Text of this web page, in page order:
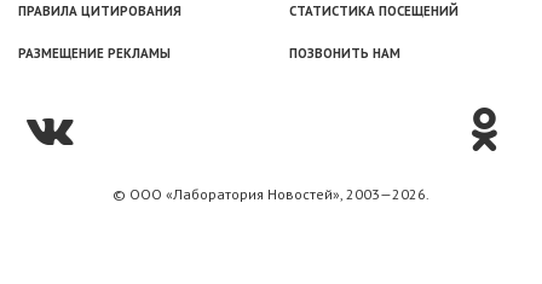
ПРАВИЛА ЦИТИРОВАНИЯ СТАТИСТИКА ПОСЕЩЕНИЙ
РАЗМЕЩЕНИЕ РЕКЛАМЫ ПОЗВОНИТЬ НАМ
© ООО «Лаборатория Новоcтей», 2003—2026.